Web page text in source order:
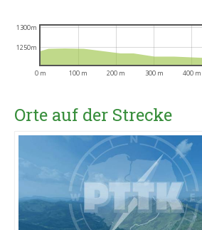
0 m 100 m 200 m 300 m 400 m
1250m
1300m
Orte auf der Strecke